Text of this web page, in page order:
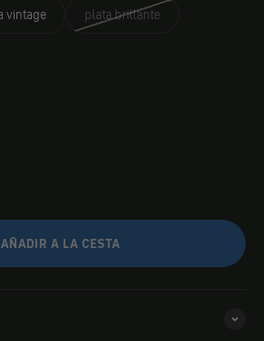
vintage plata brillante
AÑADIR A LA CESTA